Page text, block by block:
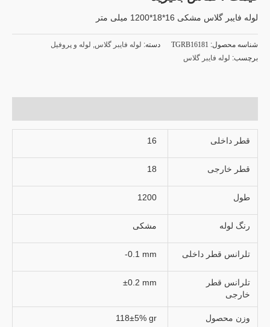
لوله فایبر گلاس مشکی 16*18*1200 میلی متر
شناسه محصول: TGRB16181 دسته: لوله فایبر گلاس لوله و پروفیل
برچسب: لوله فایبر گلاس
قطر داخلی 16
قطر خارجی 18
طول 1200
رنگ لوله مشکی
تلرانس قطر داخلی -0.1 mm
تلرانس قطر
خارجی
±0.2 mm
وزن محصول 118±5% gr